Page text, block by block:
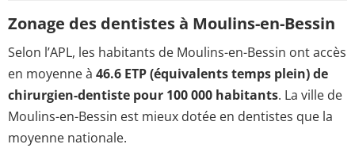
Zonage des dentistes à Moulins-en-Bessin
Selon l’APL, les habitants de Moulins-en-Bessin ont accès
en moyenne à 46.6 ETP (équivalents temps plein) de
chirurgien-dentiste pour 100 000 habitants. La ville de
Moulins-en-Bessin est mieux dotée en dentistes que la
moyenne nationale.